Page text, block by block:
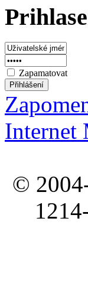
Zapamatovat
Internet
©